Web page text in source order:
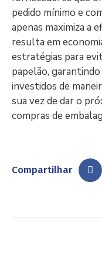
pedido mínimo e
apenas maximiza a
resulta em
estratégias para
papelão,
investidos de
sua vez de dar o
compras de
Compartilhar